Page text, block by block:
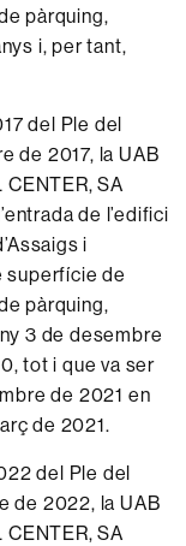
pàrquing,
i, per tant,
del Ple del
de 2017, la UAB
CENTER, SA
de l’edifici
i
superfície de
pàrquing,
3 de desembre
tot i que va ser
de 2021 en
de 2021.
del Ple del
de 2022, la UAB
CENTER, SA